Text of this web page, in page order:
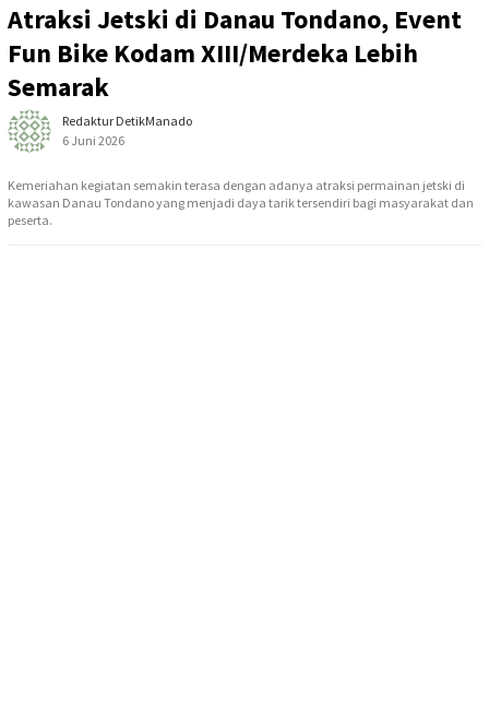
Atraksi Jetski di Danau Tondano, Event
Fun Bike Kodam XIII/Merdeka Lebih
Semarak
Redaktur DetikManado
6 Juni 2026
Kemeriahan kegiatan semakin terasa dengan adanya atraksi permainan jetski di
kawasan Danau Tondano yang menjadi daya tarik tersendiri bagi masyarakat dan
peserta.